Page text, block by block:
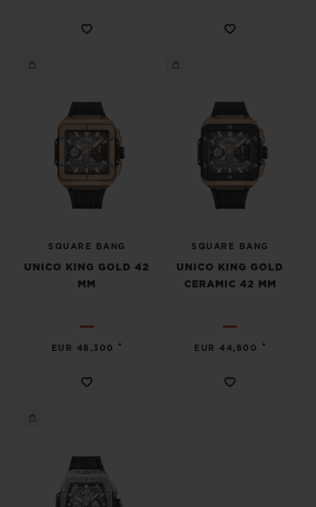
SQUARE BANG
UNICO KING GOLD 42
MM
EUR 48,300 •
SQUARE BANG
UNICO KING GOLD
CERAMIC 42 MM
EUR 44,800 •